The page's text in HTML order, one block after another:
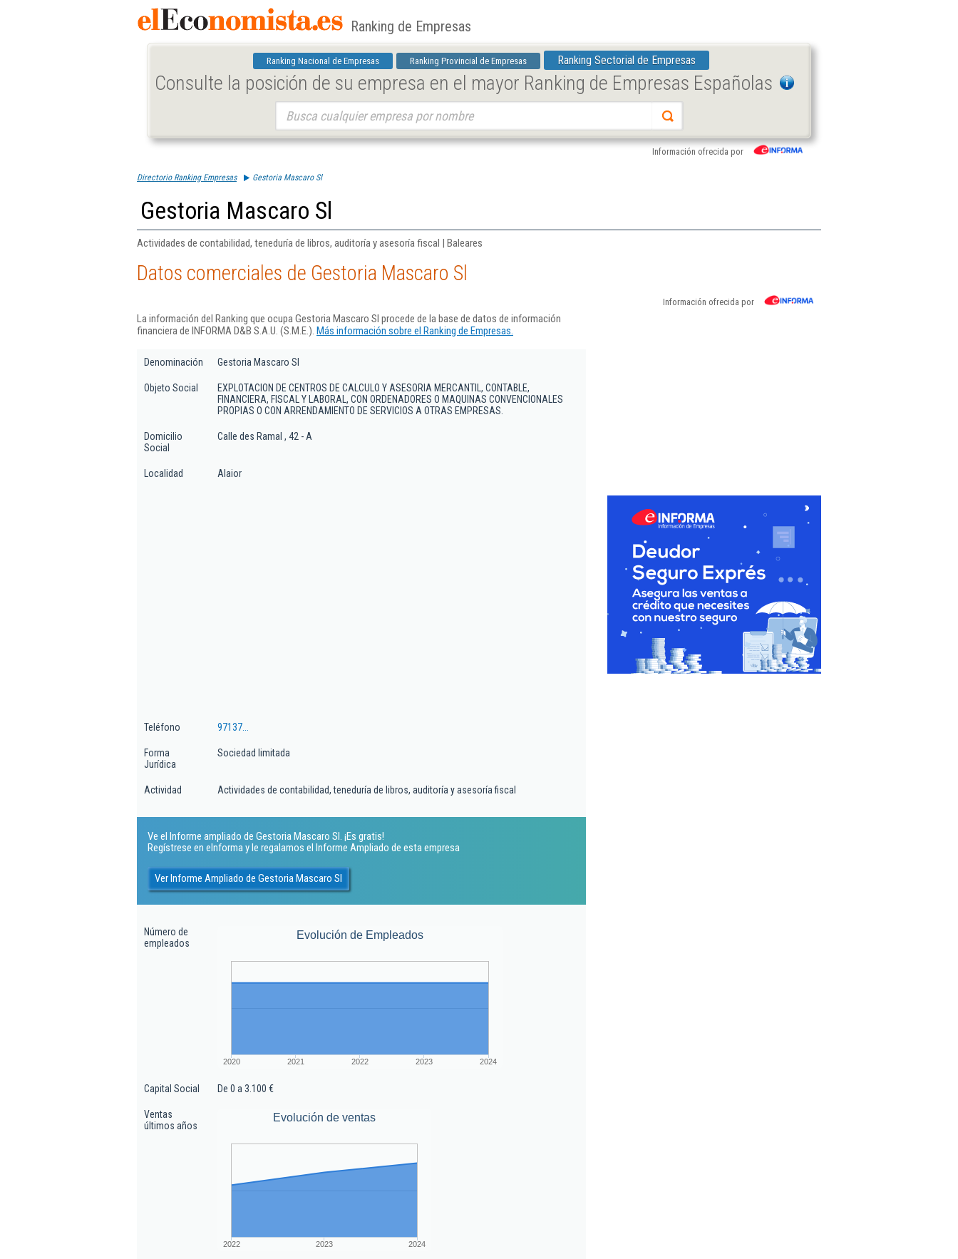
Ranking de Empresas
Ranking Nacional de Empresas Ranking Provincial de Empresas Ranking Sectorial de Empresas
Consulte la posición de su empresa en el mayor Ranking de Empresas Españolas
Información ofrecida por
Directorio Ranking Empresas Gestoria Mascaro Sl
Gestoria Mascaro Sl
Actividades de contabilidad, teneduría de libros, auditoría y asesoría fiscal | Baleares
Datos comerciales de Gestoria Mascaro Sl
Información ofrecida por
La información del Ranking que ocupa Gestoria Mascaro Sl procede de la base de datos de información
financiera de INFORMA D&B S.A.U. (S.M.E.). Más información sobre el Ranking de Empresas.
Denominación Gestoria Mascaro Sl
Objeto Social
EXPLOTACION DE CENTROS DE CALCULO Y ASESORIA MERCANTIL, CONTABLE,
FINANCIERA, FISCAL Y LABORAL, CON ORDENADORES O MAQUINAS CONVENCIONALES
PROPIAS O CON ARRENDAMIENTO DE SERVICIOS A OTRAS EMPRESAS.
Domicilio
Social
Calle des Ramal , 42 - A
Localidad Alaior
Teléfono 97137...
Forma
Jurídica
Sociedad limitada
Actividad Actividades de contabilidad, teneduría de libros, auditoría y asesoría fiscal
Ve el Informe ampliado de Gestoria Mascaro Sl. ¡Es gratis!
Regístrese en eInforma y le regalamos el Informe Ampliado de esta empresa
Ver Informe Ampliado de Gestoria Mascaro Sl
Número de
empleados
Evolución de Empleados
2020 2021 2022 2023 2024
Capital Social De 0 a 3.100 €
Ventas
últimos años
Evolución de ventas
2022 2023 2024